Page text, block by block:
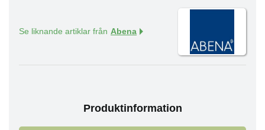
Se liknande artiklar från Abena
Produktinformation